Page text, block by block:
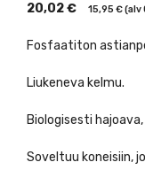
20,02€ 15,95 €(alv
Fosfaatiton
Liukeneva kelmu.
Biologisesti
Soveltuu koneisiin,